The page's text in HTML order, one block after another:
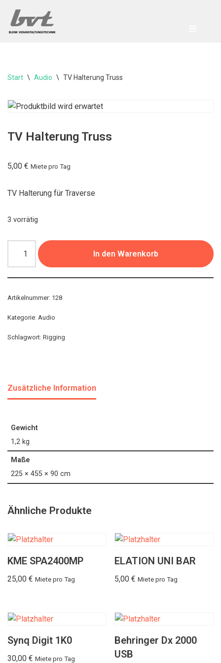
Zum
Start \ Audio \ TV Halterung Truss
TV Halterung Truss
5,00 € Miete pro Tag
TV Halterung für Traverse
3 vorrätig
In den Warenkorb
Artikelnummer: 128
Kategorie: Audio
Schlagwort: Rigging
Zusätzliche Information
Gewicht
1,2 kg
Maße
225 × 455 × 90 cm
Ähnliche Produkte
KME SPA2400MP
25,00 € Miete pro Tag
ELATION UNI BAR
5,00€ Miete pro Tag
Synq Digit 1K0
30,00 € Miete pro Tag
Behringer Dx 2000
USB